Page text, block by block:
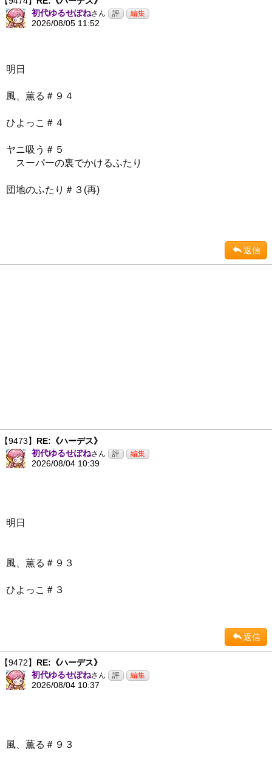
初代ゆるせぽねさん
2026/08/05 11:52
明日
風、薫る＃９４
ひよっこ＃４
ヤニ吸う＃５
スーパーの裏でかけるふたり
団地のふたり＃３(再)
返信
【9473】 RE:《ハーデス》
初代ゆるせぽねさん
2026/08/04 10:39
明日
風、薫る＃９３
ひよっこ＃３
返信
【9472】 RE:《ハーデス》
初代ゆるせぽねさん
2026/08/04 10:37
風、薫る＃９３